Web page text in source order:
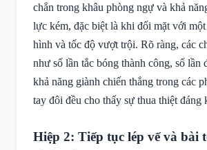
chắn trong khâu phòng ngự và khả
lực kém, đặc biệt là khi đối mặt với
hình và tốc độ vượt trội. Rõ ràng, các
như số lần tắc bóng thành công, số lần
khả năng giành chiến thắng trong các
tay đôi đều cho thấy sự thua thiệt đáng
Hiệp 2: Tiếp tục lép vế và bài